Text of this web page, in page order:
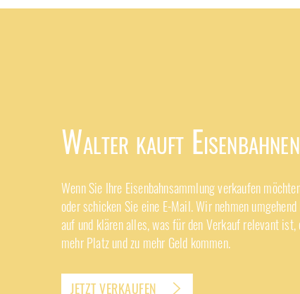
Walter kauft Eisenbahnen
Wenn Sie Ihre Eisenbahnsammlung verkaufen
oder schicken Sie eine E-Mail. Wir nehmen
auf und klären alles, was für den Verkauf relevant
mehr Platz und zu mehr Geld kommen.
JETZT VERKAUFEN